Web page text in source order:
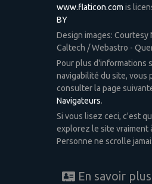
www.flaticon.com is
BY
Design images: Courtesy
Caltech / Webastro -
Pour plus d'informations
navigabilité du site, vous
consulter la page
Navigateurs.
Si vous lisez ceci, c'est
explorez le site vraiment
Personne ne scrolle
En savoir plus